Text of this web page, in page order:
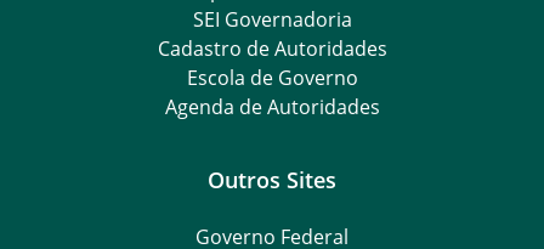
SEI Governadoria
Cadastro de Autoridades
Escola de Governo
Agenda de Autoridades
Outros Sites
Governo Federal